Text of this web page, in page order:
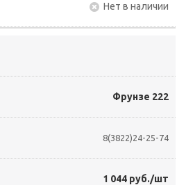
Нет в наличии
Фрунзе 222
8(3822)24-25-74
1 044 руб./шт